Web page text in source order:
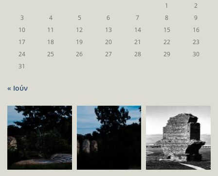
1
2
3
4 5 6 7 8
9
10
11 12 13 14 15
16
17
18 19 20 21 22
23
24
25 26 27 28 29
30
31
« Ιούν